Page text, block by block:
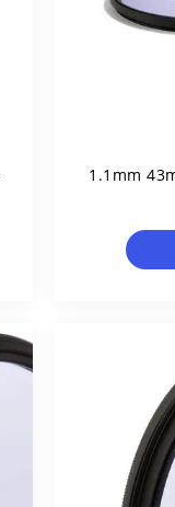
1.1mm